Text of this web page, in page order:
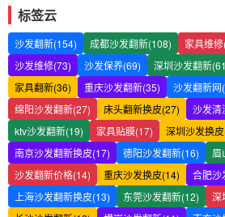
标签云
沙发翻新(154) 成都沙发翻新(108) 家具维
沙发维修(73)
沙发保养(69) 深圳沙发翻新
家具翻新(36)
重庆沙发翻新(35) 沙发翻新网
绵阳沙发翻新(27)
床头翻新换皮(27) 沙发清
ktv沙发翻新(19)
家具贴膜(17)
深圳沙发换
南京沙发翻新换皮(17)
德阳沙发翻新(16)
眉
沙发翻新价格(14)
重庆沙发换皮(14)
合肥沙
上海沙发翻新换皮(13)
东莞沙发翻新(12)
深